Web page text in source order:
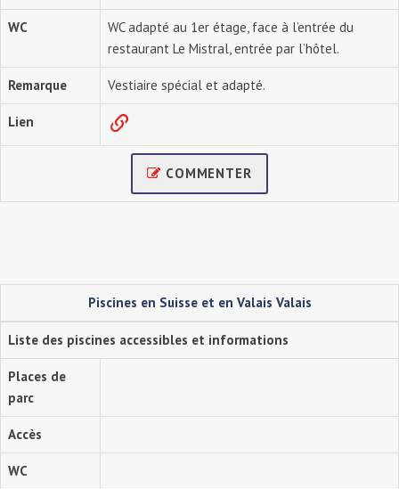
WC
WC adapté au 1er étage, face à l’entrée du
restaurant Le Mistral, entrée par l’hôtel.
Remarque Vestiaire spécial et adapté.
Lien
COMMENTER
Piscines en Suisse et en Valais Valais
Liste des piscines accessibles et informations
Places de
parc
Accès
WC